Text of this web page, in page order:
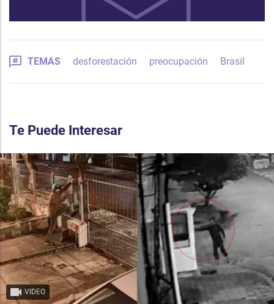
TEMAS desforestación preocupación Brasil
Te Puede Interesar
VIDEO